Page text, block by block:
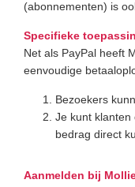
(abonnementen) is
Specifieke
Net als PayPal heeft
eenvoudige
Bezoekers
Je kunt klanten
bedrag direct
Aanmelden bij